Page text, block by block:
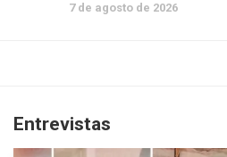
7 de agosto de 2026
Entrevistas